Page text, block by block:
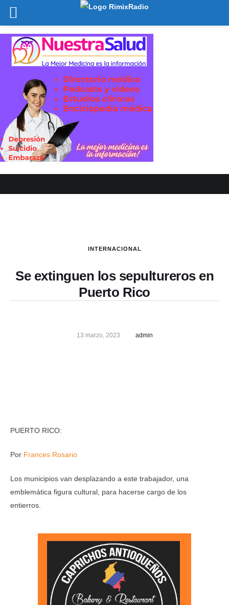
INTERNACIONAL
Se extinguen los sepultureros en
Puerto Rico
13 marzo, 2023 admin
PUERTO RICO:
Por Frances Rosario
Los municipios van desplazando a este trabajador, una
emblemática figura cultural, para hacerse cargo de los
entierros.